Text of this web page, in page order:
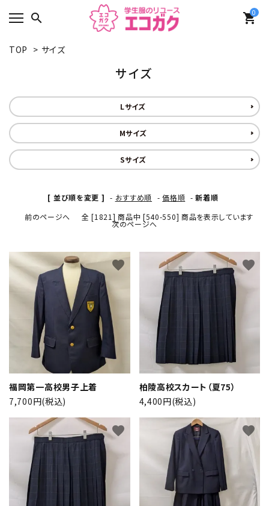
search 0
shopping_cart
TOP > サイズ
サイズ
Lサイズ
Mサイズ
Sサイズ
[ 並び順を変更 ] - おすすめ順 -価格順 -新着順
前のページへ
全 [1821] 商品中 [540-550] 商品を表示しています
次のページへ
福岡第一高校男子上着
7,700円(税込)
favorite
柏陵高校スカート（夏75）
4,400円(税込)
favorite
favorite favorite